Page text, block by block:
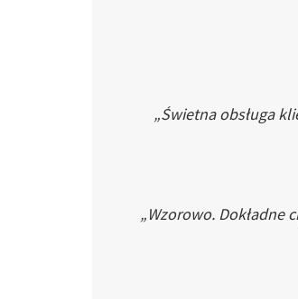
„Świetna obsługa
„Wzorowo. Dokładne